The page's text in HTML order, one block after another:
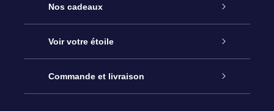
Service
À propos de l’OSR
Nous contacter
Nos cadeaux
Cadeau d’étoile en ligne
Coffret cadeau OSR
Voir votre étoile
Registre des étoiles
Commande et livraison